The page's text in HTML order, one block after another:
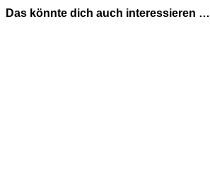
Das könnte dich auch interessieren …